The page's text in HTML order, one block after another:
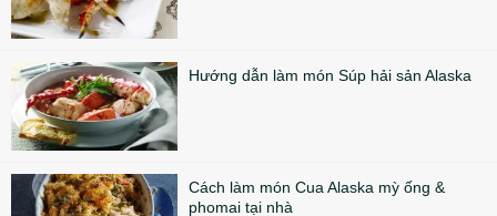
Hướng dẫn làm món Súp hải sản Alaska
Cách làm món Cua Alaska mỳ ống &
phomai tại nhà